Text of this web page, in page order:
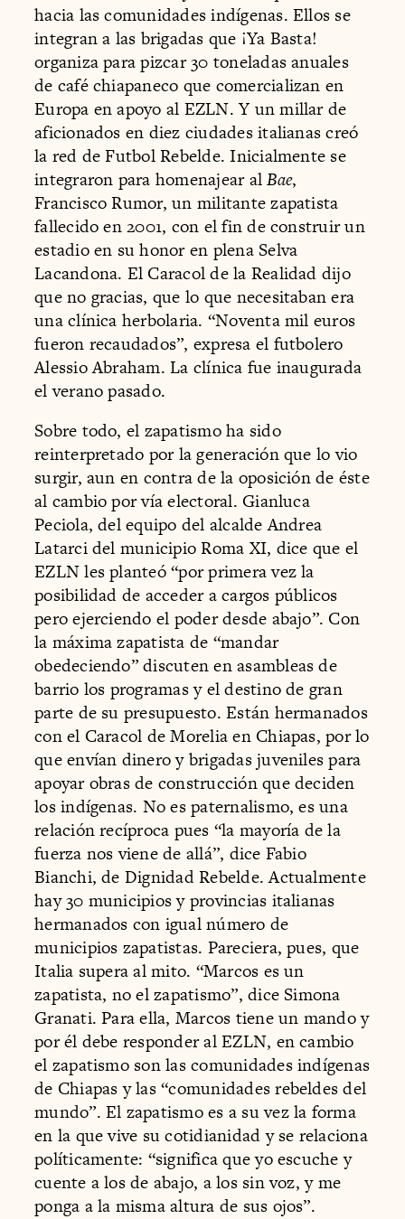
hacia las comunidades indígenas. Ellos se
integran a las brigadas que ¡Ya Basta!
organiza para pizcar 30 toneladas anuales
de café chiapaneco que comercializan en
Europa en apoyo al EZLN. Y un millar de
aficionados en diez ciudades italianas creó
la red de Futbol Rebelde. Inicialmente se
integraron para homenajear alBae,
Francisco Rumor, un militante zapatista
fallecido en 2001, con el fin de construir un
estadio en su honor en plena Selva
Lacandona. El Caracol de la Realidad dijo
que no gracias, que lo que necesitaban era
una clínica herbolaria. “Noventa mil euros
fueron recaudados”, expresa el futbolero
Alessio Abraham. La clínica fue inaugurada
el verano pasado.
Sobre todo, el zapatismo ha sido
reinterpretado por la generación que lo vio
surgir, aun en contra de la oposición de éste
al cambio por vía electoral. Gianluca
Peciola, del equipo del alcalde Andrea
Latarci del municipio Roma XI, dice que el
EZLN les planteó “por primera vez la
posibilidad de acceder a cargos públicos
pero ejerciendo el poder desde abajo”. Con
la máxima zapatista de “mandar
obedeciendo” discuten en asambleas de
barrio los programas y el destino de gran
parte de su presupuesto. Están hermanados
con el Caracol de Morelia en Chiapas, por lo
que envían dinero y brigadas juveniles para
apoyar obras de construcción que deciden
los indígenas. No es paternalismo, es una
relación recíproca pues “la mayoría de la
fuerza nos viene de allá”, dice Fabio
Bianchi, de Dignidad Rebelde. Actualmente
hay 30 municipios y provincias italianas
hermanados con igual número de
municipios zapatistas. Pareciera, pues, que
Italia supera al mito. “Marcos es un
zapatista, no el zapatismo”, dice Simona
Granati. Para ella, Marcos tiene un mando y
por él debe responder al EZLN, en cambio
el zapatismo son las comunidades indígenas
de Chiapas y las “comunidades rebeldes del
mundo”. El zapatismo es a su vez la forma
en la que vive su cotidianidad y se relaciona
políticamente: “significa que yo escuche y
cuente a los de abajo, a los sin voz, y me
ponga a la misma altura de sus ojos”.